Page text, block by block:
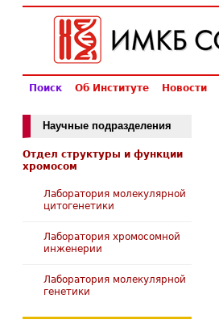
Поиск Об Институте Новости
Научные подразделения
Отдел структуры и функции
хромосом
Лаборатория молекулярной
цитогенетики
Лаборатория хромосомной
инженерии
Лаборатория молекулярной
генетики